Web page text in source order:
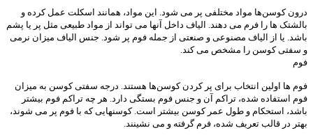
درون کوسن‌ها مواد مختلفی پر می شود. این مواد، همانند اسکلت عمل کرده و
بالشتک ها را فرم می دهند. الیاف داخل آنها می تواند از مواد طبیعی مثل پر یا پشم
باشد. یا از الیاف مصنوعی و صنعتی از جمله فوم پر شود. جنس الیاف میزان نرمی
و سفتی کوسن را مشخص می کند.
فوم
فوم ها اولین انتخاب برای پر کردن کوسن‌ها هستند. درجه سفتی کوسن به میزان
فوم استفاده شده، تراکم آن و جنس فوم بستگی دارد. هر چه تراکم فوم بیشتر
باشد، استحکام و طول عمر کوسن بیشتر است. کوسنهایی که با فوم پر می شوند،
بهتر در قالب تعریف شده، فرم گرفته و می نشینند.